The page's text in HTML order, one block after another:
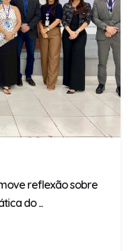
reflexão sobre
do ...